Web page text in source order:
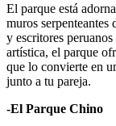
El parque está
muros serpenteantes
y escritores
artística, el parque
que lo convierte en
junto a tu pareja.
-El Parque Chino